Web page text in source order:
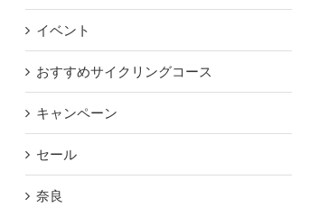
イベント
おすすめサイクリングコース
キャンペーン
セール
奈良